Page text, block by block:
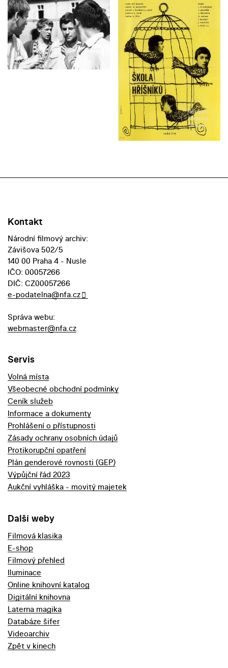
Kontakt
Národní filmový archiv:
Závišova 502/5
140 00 Praha 4 - Nusle
IČO: 00057266
DIČ: CZ00057266
e-podatelna@nfa.cz
Správa webu:
webmaster@nfa.cz
Servis
Volná místa
Všeobecné obchodní podmínky
Ceník služeb
Informace a dokumenty
Prohlášení o přístupnosti
Zásady ochrany osobních údajů
Protikorupční opatření
Plán genderové rovnosti (GEP)
Výpůjční řád 2023
Aukční vyhláška - movitý majetek
Další weby
Filmová klasika
E-shop
Filmový přehled
Iluminace
Online knihovní katalog
Digitální knihovna
Laterna magika
Databáze šifer
Videoarchiv
Zpět v kinech